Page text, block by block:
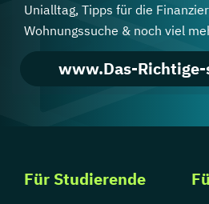
Unialltag, Tipps für die
Wohnungssuche & noch viel
www.Das-
Für Studierende